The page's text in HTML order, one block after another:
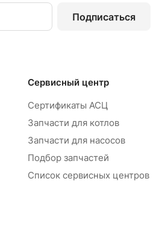
Подписаться
Сервисный центр
Сертификаты АСЦ
Запчасти для котлов
Запчасти для насосов
Подбор запчастей
Список сервисных центров